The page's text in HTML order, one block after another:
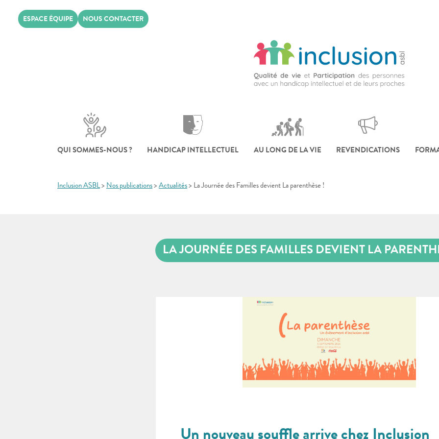
ESPACE ÉQUIPE NOUS CONTACTER
QUI SOMMES-NOUS ? HANDICAP INTELLECTUEL AU LONG DE LA VIE REVENDICATIONS
Inclusion ASBL> Nos publications > Actualités > La Journée des Familles devient La parenthèse !
LA JOURNÉE DES FAMILLES DEVIENT LA